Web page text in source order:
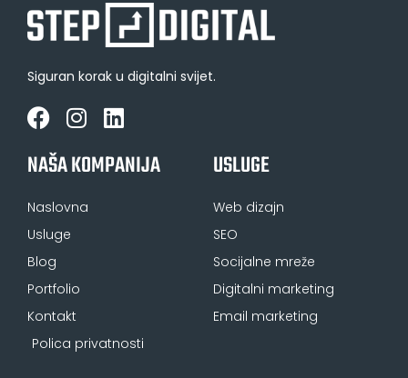
Siguran korak u digitalni svijet.
NAŠA KOMPANIJA
Naslovna
Usluge
Blog
Portfolio
Kontakt
Polica privatnosti
USLUGE
Web dizajn
SEO
Socijalne mreže
Digitalni marketing
Email marketing